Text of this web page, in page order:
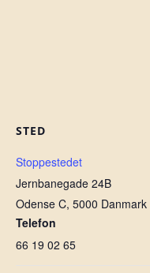
STED
Stoppestedet
Jernbanegade 24B
Odense C, 5000 Danmark
Telefon
66 19 02 65